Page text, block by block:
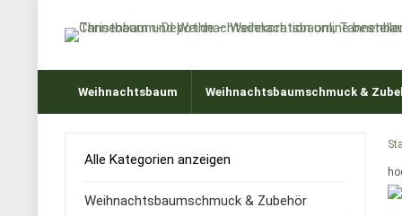
Weihnachtsbaum Weihnachtsbaumschmuck &
Alle Kategorien anzeigen
Weihnachtsbaumschmuck & Zubehör